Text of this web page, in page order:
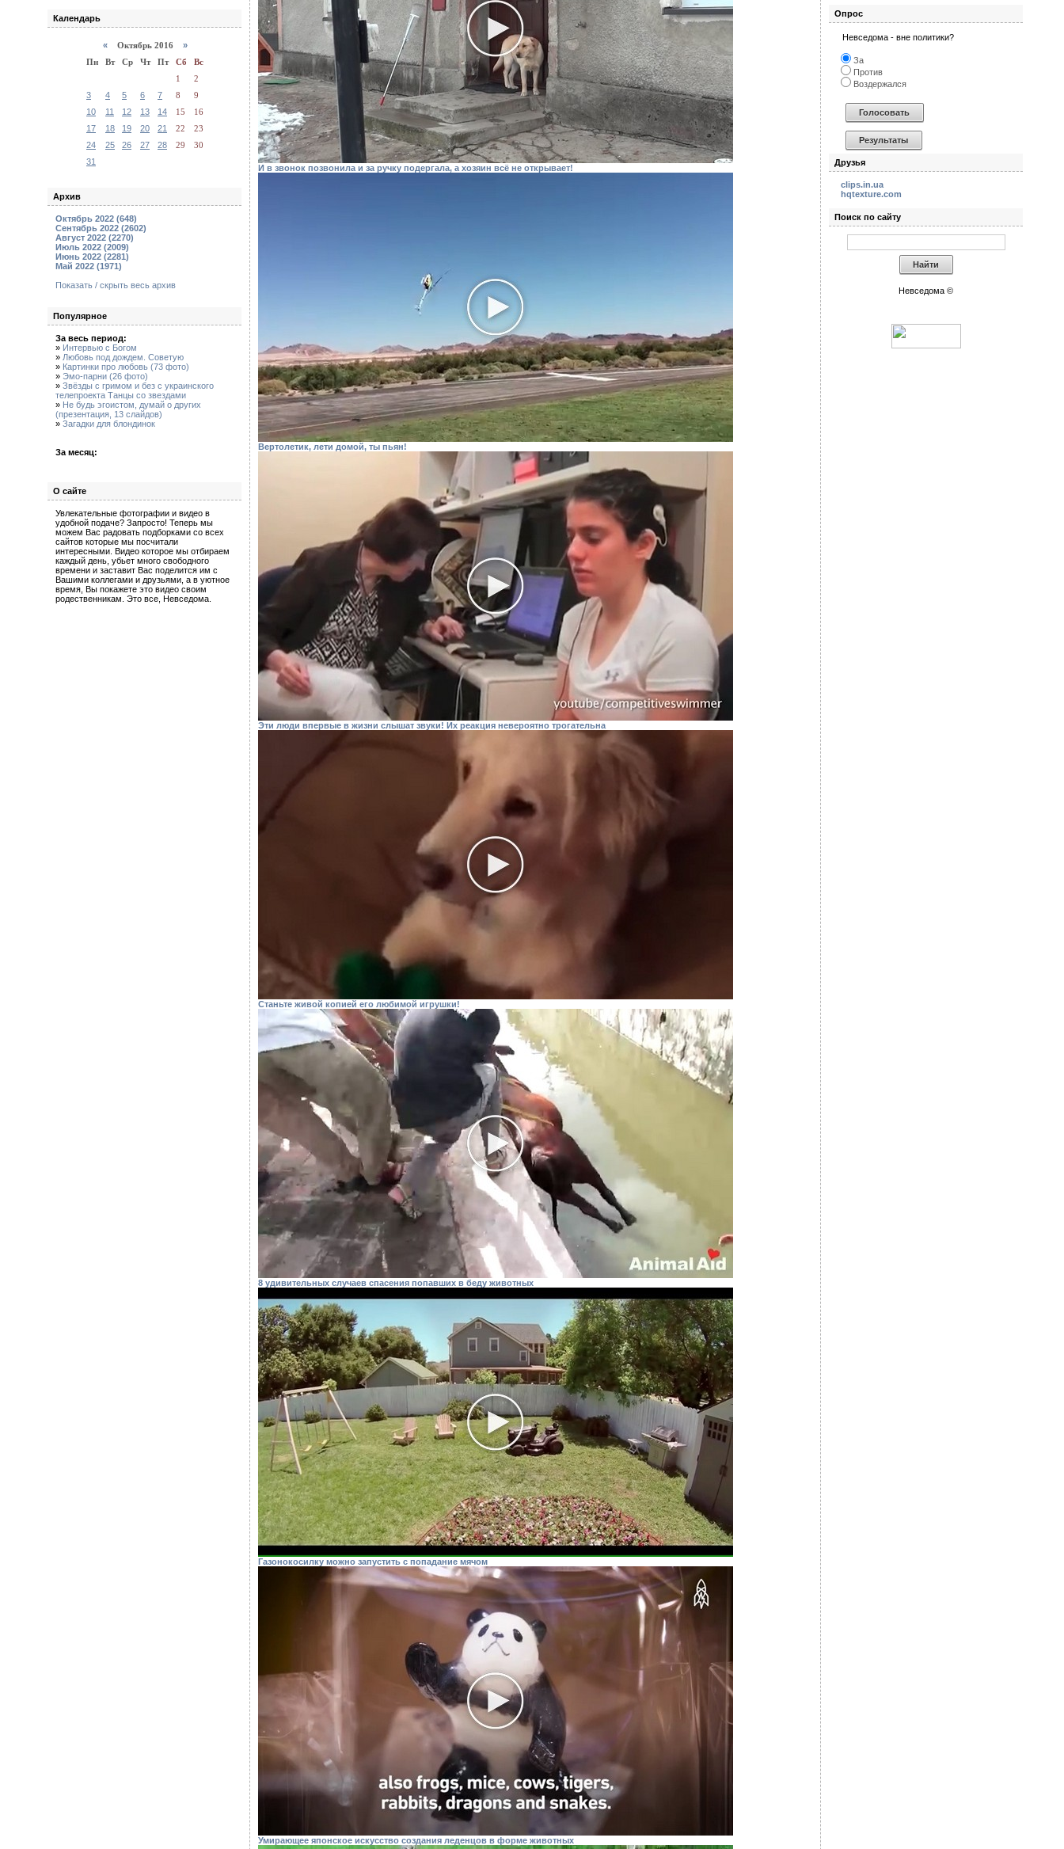
Календарь
«Октябрь 2016 »
Пн
Вт Ср Чт Пт Сб
Вс
1
2
3
4 5 6 7 8
9
10
11 12 13 14 15
16
17
18 19 20 21 22
23
24
25 26 27 28 29
30
31
Архив
Октябрь 2022 (648)
Сентябрь 2022 (2602)
Август 2022 (2270)
Июль 2022 (2009)
Июнь 2022 (2281)
Май 2022 (1971)
Показать / скрыть весь архив
Популярное
За весь период:
» Интервью с Богом
» Любовь под дождем. Советую
» Картинки про любовь (73 фото)
» Эмо-парни (26 фото)
» Звёзды с гримом и без с украинского
телепроекта Танцы со звездами
» Не будь эгоистом, думай о других
(презентация, 13 слайдов)
» Загадки для блондинок
За месяц:
О сайте
Увлекательные фотографии и видео в
удобной подаче? Запросто! Теперь мы
можем Вас радовать подборками со всех
сайтов которые мы посчитали
интересными. Видео которое мы отбираем
каждый день, убьет много свободного
времени и заставит Вас поделится им с
Вашими коллегами и друзьями, а в уютное
время, Вы покажете это видео своим
родественникам. Это все, Невседома.
И в звонок позвонила и за ручку подергала, а хозяин всё не открывает!
Вертолетик, лети домой, ты пьян!
Эти люди впервые в жизни слышат звуки! Их реакция невероятно трогательна
Станьте живой копией его любимой игрушки!
8 удивительных случаев спасения попавших в беду животных
Газонокосилку можно запустить с попадание мячом
Умирающее японское искусство создания леденцов в форме животных
Опрос
Невседома - вне политики?
За
Против
Воздержался
Друзья
clips.in.ua
hqtexture.com
Поиск по сайту
Невседома ©